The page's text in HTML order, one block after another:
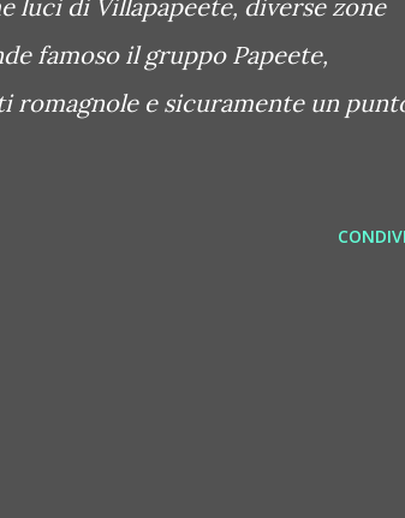
luci di Villapapeete, diverse zone
famoso il gruppo Papeete,
romagnole e sicuramente un